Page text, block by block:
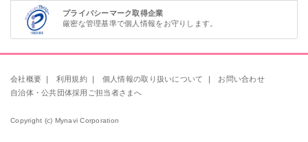
プライバシーマーク取得企業
厳密な管理基準で個人情報をお守りします。
会社概要 ｜ 利用規約 ｜ 個人情報の取り扱いについて ｜
お問い合わせ
自治体・公共団体採用ご担当者さまへ
Copyright (c) Mynavi Corporation